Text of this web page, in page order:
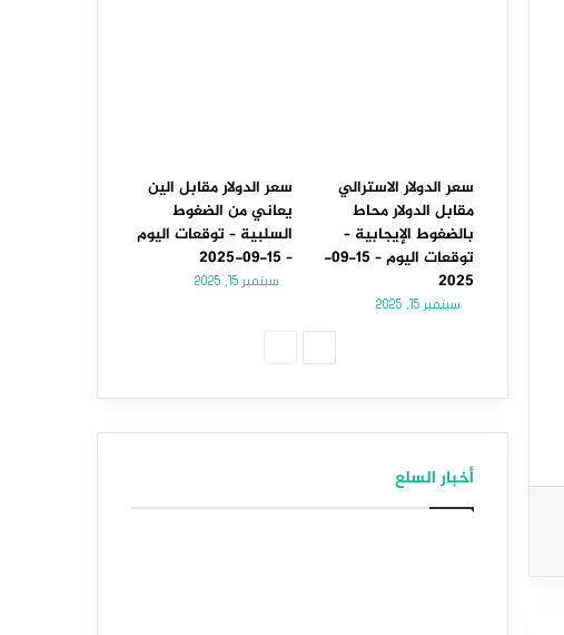
سعر الدولار الاسترالي
مقابل الدولار محاط
بالضغوط الإيجابية –
توقعات اليوم – 15-09-
2025
سبتمبر 15, 2025
سعر الدولار مقابل الين
يعاني من الضغوط
السلبية – توقعات اليوم
– 15-09-2025
سبتمبر 15, 2025
أخبار السلع